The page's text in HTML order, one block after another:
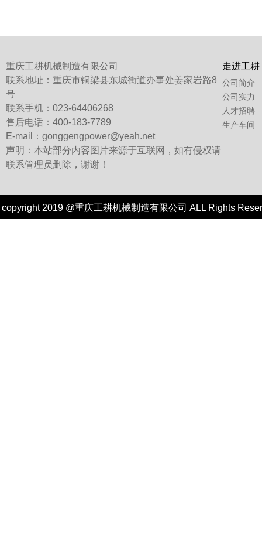
重庆工耕机械制造有限公司
联系地址：重庆市铜梁县东城街道办事处姜家岩路8
号
联系手机：023-64406268
售后电话：400-183-7789
E-mail：gonggengpower@yeah.net
声明：本站部分内容图片来源于互联网，如有侵权请
联系管理员删除，谢谢！
走进工耕
公司简介
公司实力
人才招聘
生产车间
copyright 2019 @重庆工耕机械制造有限公司 ALL Rights